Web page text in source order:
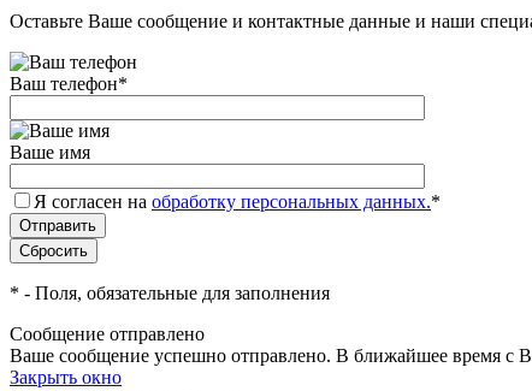
Оставьте Ваше сообщение и контактные данные и наши
Ваш телефон*
Ваше имя
Я согласен на обработку персональных данных.*
* - Поля, обязательные для заполнения
Сообщение отправлено
Ваше сообщение успешно отправлено. В ближайшее время с
Закрыть окно